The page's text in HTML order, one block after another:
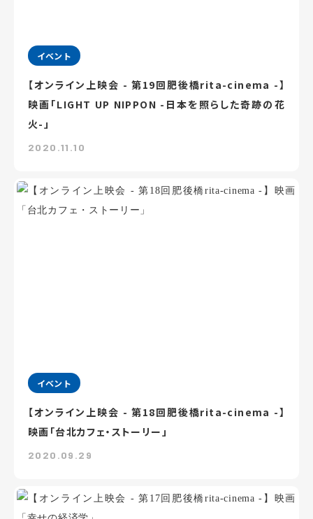
イベント
【オンライン上映会 - 第19回肥後橋rita-cinema -】
映画「LIGHT UP NIPPON -日本を照らした奇跡の花
火-」
2020.11.10
イベント
【オンライン上映会 - 第18回肥後橋rita-cinema -】
映画「台北カフェ・ストーリー」
2020.09.29